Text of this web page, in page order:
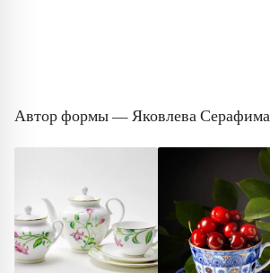
Автор формы — Яковлева Серафима